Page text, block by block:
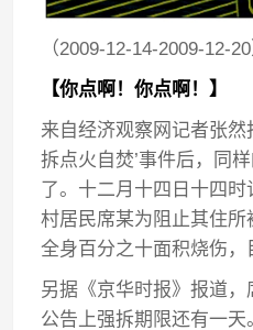
（2009-12-14-2009-12-20
【你点啊！你点啊！】
来自经济观察网记者张然
拆点火自焚’事件后，同
了。十二月十四日十四
村居民席某为阻止其住
全身百分之十面积烧伤，
另据《京华时报》报道
公告上强拆期限还有一天